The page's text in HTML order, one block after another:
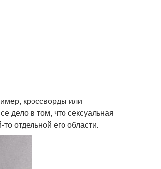
кроссворды или
дело в том, что сексуальная
отдельной его области.